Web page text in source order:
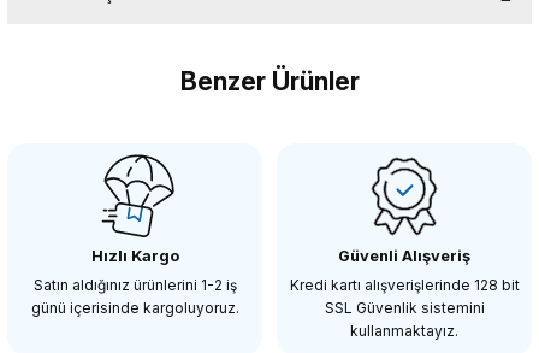
Yorum Yaz
Benzer Ürünler
Patona 7683 Sony FZ100 Pil İçin Çiftli Şarj Cihazı
Hızlı Kargo
Satın aldığınız ürünlerini 1-2 iş
günü içerisinde kargoluyoruz.
Güvenli Alışveriş
Kredi kartı alışverişlerinde 128 bit
SSL Güvenlik sistemini
kullanmaktayız.